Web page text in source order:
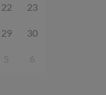
22 23
29 30
5 6